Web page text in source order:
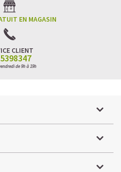
EN MAGASIN
CLIENT
de 9h à 19h